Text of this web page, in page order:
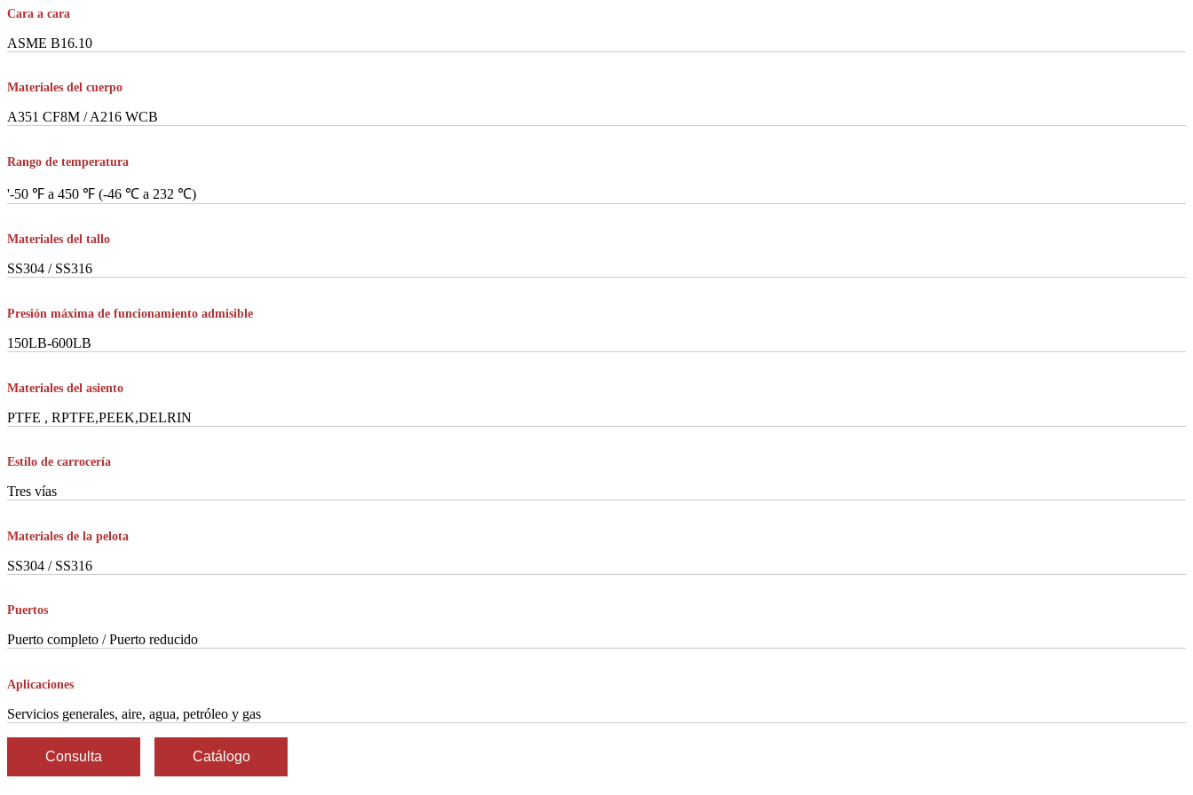
Cara a cara
ASME B16.10
Materiales del cuerpo
A351 CF8M / A216 WCB
Rango de temperatura
'-50 ℉ a 450 ℉ (-46 ℃ a 232 ℃)
Materiales del tallo
SS304 / SS316
Presión máxima de funcionamiento admisible
150LB-600LB
Materiales del asiento
PTFE , RPTFE,PEEK,DELRIN
Estilo de carrocería
Tres vías
Materiales de la pelota
SS304 / SS316
Puertos
Puerto completo / Puerto reducido
Aplicaciones
Servicios generales, aire, agua, petróleo y gas
Consulta Catálogo